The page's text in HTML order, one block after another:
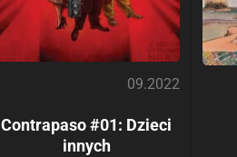
09.2022
Contrapaso #01: Dzieci
innych